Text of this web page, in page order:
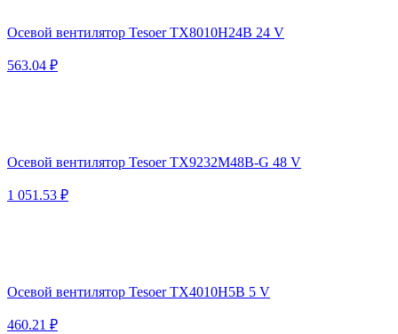
Осевой вентилятор Tesoer TX8010H24B 24 V
563.04 ₽
Осевой вентилятор Tesoer TX9232M48B-G 48 V
1 051.53 ₽
Осевой вентилятор Tesoer TX4010H5B 5 V
460.21 ₽